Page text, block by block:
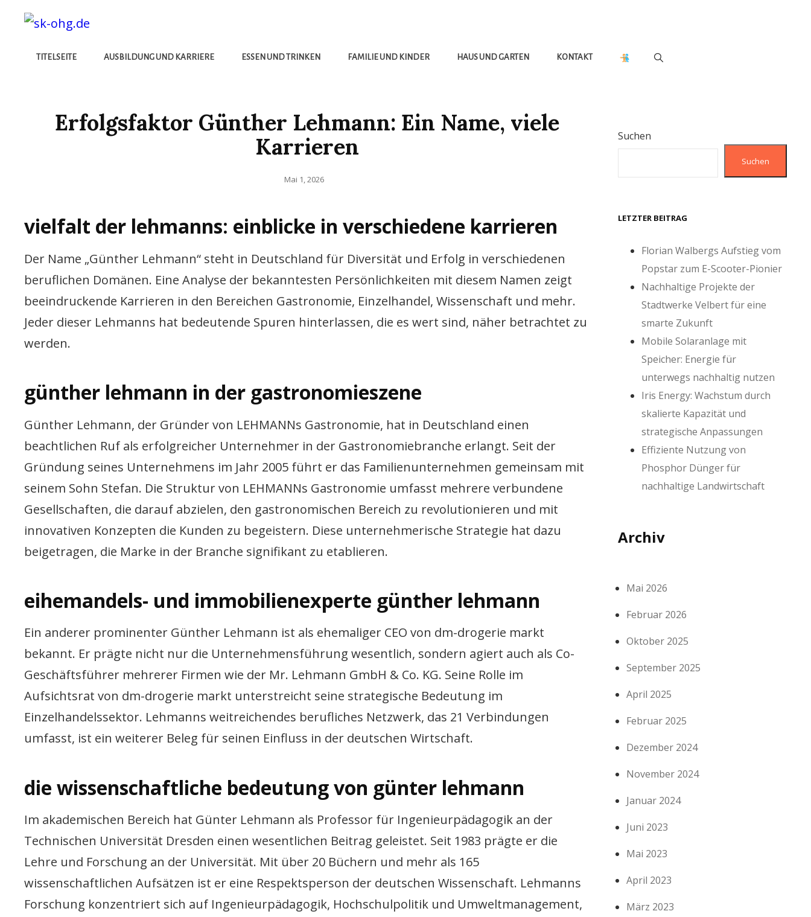
TITELSEITE AUSBILDUNG UND KARRIERE ESSEN UND TRINKEN FAMILIE UND KINDER HAUS UND GARTEN KONTAKT
Erfolgsfaktor Günther Lehmann: Ein Name, viele
Karrieren
Posted
Mai 1, 2026
vielfalt der lehmanns: einblicke in verschiedene karrieren
Der Name „Günther Lehmann“ steht in Deutschland für Diversität und Erfolg in verschiedenen
beruflichen Domänen. Eine Analyse der bekanntesten Persönlichkeiten mit diesem Namen zeigt
beeindruckende Karrieren in den Bereichen Gastronomie, Einzelhandel, Wissenschaft und mehr.
Jeder dieser Lehmanns hat bedeutende Spuren hinterlassen, die es wert sind, näher betrachtet zu
werden.
günther lehmann in der gastronomieszene
Günther Lehmann, der Gründer von LEHMANNs Gastronomie, hat in Deutschland einen
beachtlichen Ruf als erfolgreicher Unternehmer in der Gastronomiebranche erlangt. Seit der
Gründung seines Unternehmens im Jahr 2005 führt er das Familienunternehmen gemeinsam mit
seinem Sohn Stefan. Die Struktur von LEHMANNs Gastronomie umfasst mehrere verbundene
Gesellschaften, die darauf abzielen, den gastronomischen Bereich zu revolutionieren und mit
innovativen Konzepten die Kunden zu begeistern. Diese unternehmerische Strategie hat dazu
beigetragen, die Marke in der Branche signifikant zu etablieren.
eihemandels- und immobilienexperte günther lehmann
Ein anderer prominenter Günther Lehmann ist als ehemaliger CEO von dm-drogerie markt
bekannt. Er prägte nicht nur die Unternehmensführung wesentlich, sondern agiert auch als Co-
Geschäftsführer mehrerer Firmen wie der Mr. Lehmann GmbH & Co. KG. Seine Rolle im
Aufsichtsrat von dm-drogerie markt unterstreicht seine strategische Bedeutung im
Einzelhandelssektor. Lehmanns weitreichendes berufliches Netzwerk, das 21 Verbindungen
umfasst, ist ein weiterer Beleg für seinen Einfluss in der deutschen Wirtschaft.
die wissenschaftliche bedeutung von günter lehmann
Im akademischen Bereich hat Günter Lehmann als Professor für Ingenieurpädagogik an der
Technischen Universität Dresden einen wesentlichen Beitrag geleistet. Seit 1983 prägte er die
Lehre und Forschung an der Universität. Mit über 20 Büchern und mehr als 165
wissenschaftlichen Aufsätzen ist er eine Respektsperson der deutschen Wissenschaft. Lehmanns
Forschung konzentriert sich auf Ingenieurpädagogik, Hochschulpolitik und Umweltmanagement,
Suchen
Suchen
LETZTER BEITRAG
Florian Walbergs Aufstieg vom
Popstar zum E-Scooter-Pionier
Nachhaltige Projekte der
Stadtwerke Velbert für eine
smarte Zukunft
Mobile Solaranlage mit
Speicher: Energie für
unterwegs nachhaltig nutzen
Iris Energy: Wachstum durch
skalierte Kapazität und
strategische Anpassungen
Effiziente Nutzung von
Phosphor Dünger für
nachhaltige Landwirtschaft
Archiv
Mai 2026
Februar 2026
Oktober 2025
September 2025
April 2025
Februar 2025
Dezember 2024
November 2024
Januar 2024
Juni 2023
Mai 2023
April 2023
März 2023